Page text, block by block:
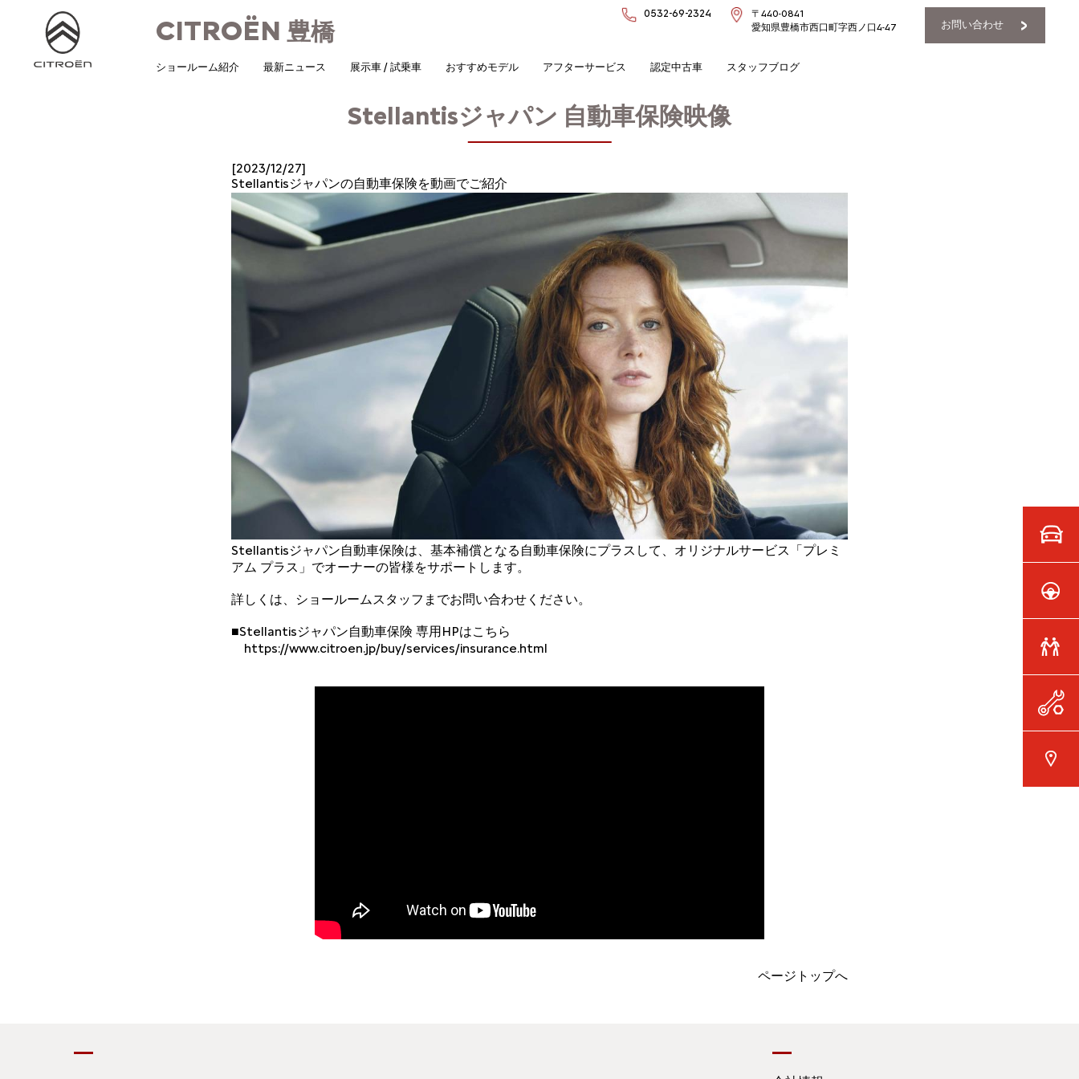
CITROËN 豊橋
0532-69-2324
〒440-0841
愛知県豊橋市西口町字西ノ口4-47
お問い合わせ
ショールーム紹介 最新ニュース 展示車 / 試乗車 おすすめモデル アフターサービス 認定中古車 スタッフブログ
Stellantisジャパン 自動車保険映像
[2023/12/27]
Stellantisジャパンの自動車保険を動画でご紹介
Stellantisジャパン自動車保険は、基本補償となる自動車保険にプラスして、オリジナルサービス「プレミ
アム プラス」でオーナーの皆様をサポートします。
詳しくは、ショールームスタッフまでお問い合わせください。
■Stellantisジャパン自動車保険 専用HPはこちら
https://www.citroen.jp/buy/services/insurance.html
ページトップへ